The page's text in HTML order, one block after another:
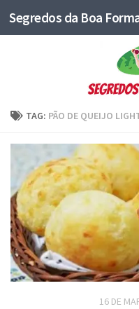
Segredos da Boa
TAG: PÃO DE QUEIJO
16 DE